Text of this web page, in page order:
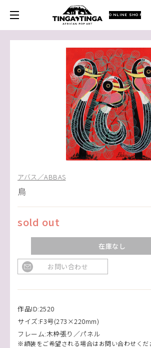
ONLINE SHOP
アバス／ABBAS
鳥
sold out
在庫なし
お問い合わせ
作品ID:2520
サイズ:F3号(273×220mm)
フレーム:木枠張り／パネル
※額装をご希望される場合はお問い合わせくだ